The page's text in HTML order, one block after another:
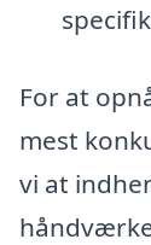
For at
mest
vi at